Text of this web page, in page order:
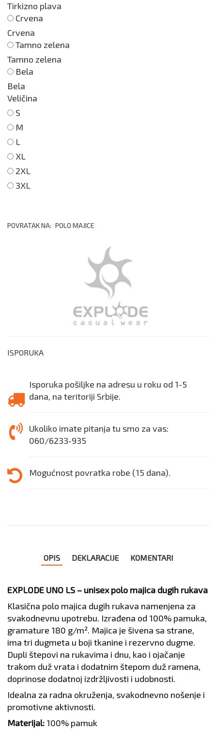
Tirkizno plava
Crvena
Crvena
Tamno zelena
Tamno zelena
Bela
Bela
Veličina
S
M
L
XL
2XL
3XL
POVRATAK NA: POLO MAJICE
ISPORUKA
Isporuka pošiljke na adresu u roku od 1-5
dana, na teritoriji Srbije.
Ukoliko imate pitanja tu smo za vas:
060/6233-935
Mogućnost povratka robe (15 dana).
OPIS DEKLARACIJE KOMENTARI
EXPLODE UNO LS – unisex polo majica dugih rukava
Klasična polo majica dugih rukava namenjena za
svakodnevnu upotrebu. Izrađena od 100% pamuka,
gramature 180 g/m². Majica je šivena sa strane,
ima tri dugmeta u boji tkanine i rezervno dugme.
Dupli štepovi na rukavima i dnu, kao i ojačanje
trakom duž vrata i dodatnim štepom duž ramena,
doprinose dodatnoj izdržljivosti i udobnosti.
Idealna za radna okruženja, svakodnevno nošenje i
promotivne aktivnosti.
Materijal: 100% pamuk